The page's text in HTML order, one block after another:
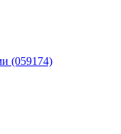
(059174)